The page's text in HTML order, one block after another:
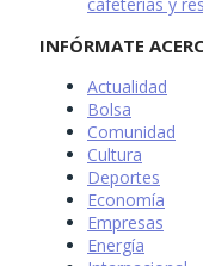
INFÓRMATE
Actualidad
Bolsa
Comunidad
Cultura
Deportes
Economía
Empresas
Energía